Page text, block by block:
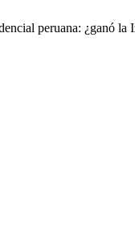
peruana: ¿ganó